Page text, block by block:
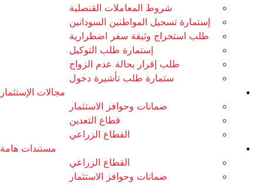
شروط المعاملات القنصلية
إستمارة تسجيل المواطنين السودانين
طلب استخراج وثيقة سفر اضطرارية
إستمارة طلب التوكيل
طلب إقرار بحالة عدم الزواج
ستمارة طلب تأشيرة دخول
مجالات الإستثمار
ضمانات وحوافز الاستثمار
قطاع التعدين
القطاع الزراعي
مستندات هامة
القطاع الزراعي
ضمانات وحوافز الاستثمار